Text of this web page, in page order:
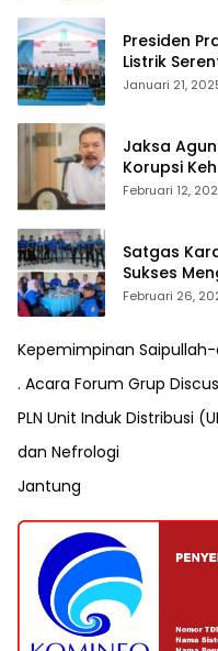
Presiden
Listrik
Januari 21,
Jaksa
Korupsi
Pengusutan
Februari 12,
Satgas
Sukses
VII Karang
Februari 26,
Kepemimpinan
. Acara Forum Grup
PLN Unit Induk Distribusi
dan Nefrologi
Jantung